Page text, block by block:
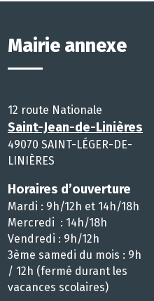
Mairie annexe
12 route Nationale
Saint-Jean-de-Linières
49070 SAINT-LÉGER-DE-
LINIÈRES
Horaires d’ouverture
Mardi : 9h/12h et 14h/18h
Mercredi : 14h/18h
Vendredi : 9h/12h
3ème samedi du mois : 9h
/ 12h (fermé durant les
vacances scolaires)